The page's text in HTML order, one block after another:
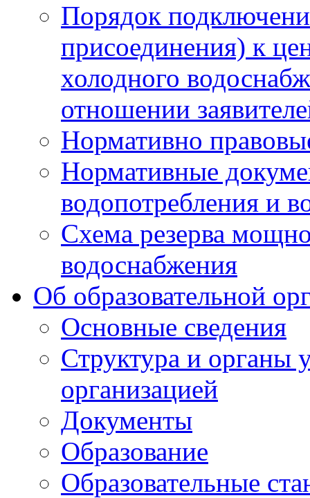
Порядок
присоединения) к
холодного
отношении
Нормативно
Нормативные
водопотребления и
Схема резерва
водоснабжения
Об образовательной
Основные сведения
Структура и органы
организацией
Документы
Образование
Образовательные